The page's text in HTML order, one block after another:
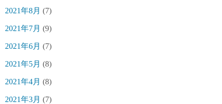
2021年8月 (7)
2021年7月 (9)
2021年6月 (7)
2021年5月 (8)
2021年4月 (8)
2021年3月 (7)